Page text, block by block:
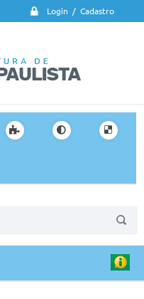
Login / Cadastro